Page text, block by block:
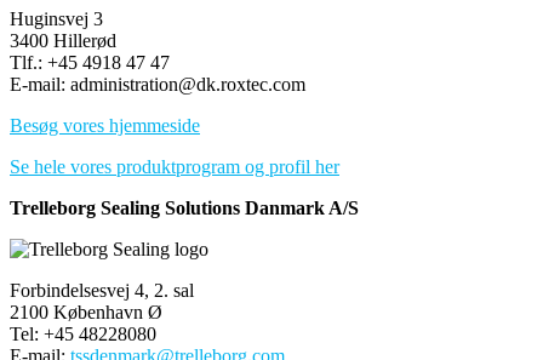
Huginsvej 3
3400 Hillerød
Tlf.: +45 4918 47 47
E-mail: administration@dk.roxtec.com
Besøg vores hjemmeside
Se hele vores produktprogram og profil her
Trelleborg Sealing Solutions Danmark A/S
Forbindelsesvej 4, 2. sal
2100 København Ø
Tel: +45 48228080